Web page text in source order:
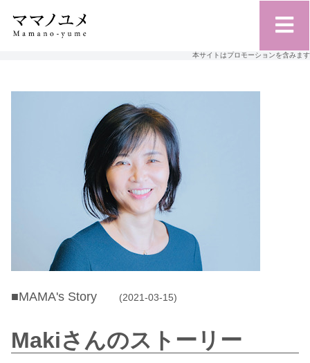
本サイトはプロモーションを含みます
■MAMA's Story (2021-03-15)
Makiさんのストーリー